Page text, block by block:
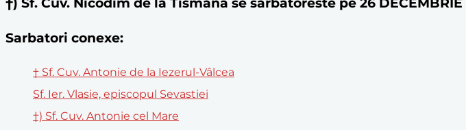
Sarbatori conexe:
† Sf. Cuv. Antonie de la Iezerul-Vâlcea
Sf. Ier. Vlasie, episcopul Sevastiei
†) Sf. Cuv. Antonie cel Mare